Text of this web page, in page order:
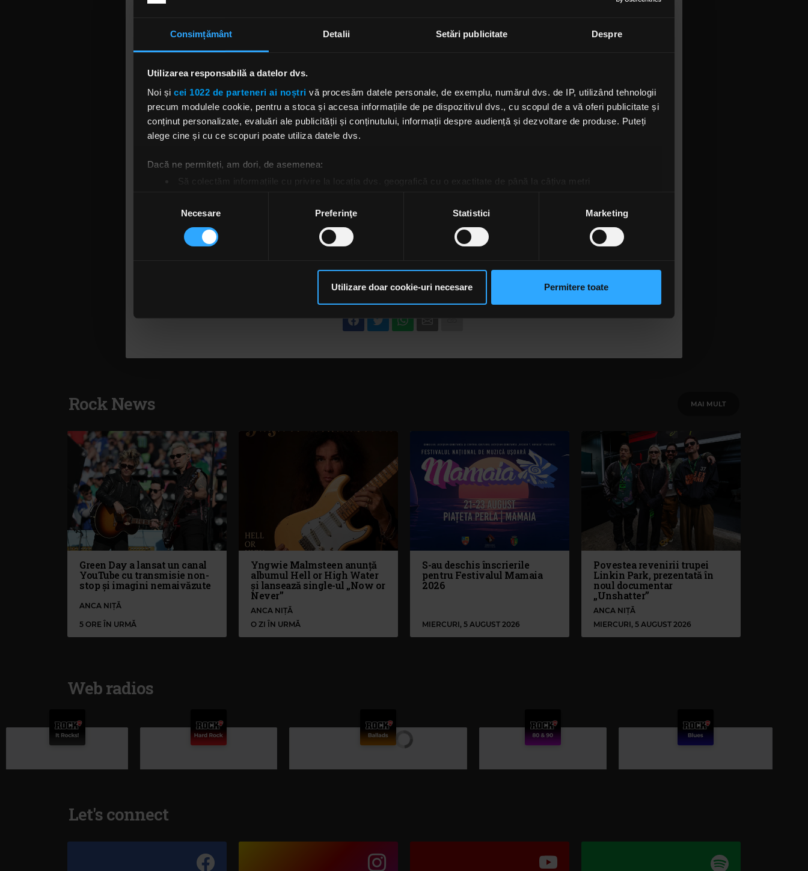
Consimțământ Detalii Setări publicitate Despre
Utilizarea responsabilă a datelor dvs.
Noi și cei 1022 de parteneri ai noștri vă procesăm datele personale, de exemplu, numărul dvs. de IP, utilizând tehnologii
precum modulele cookie, pentru a stoca și accesa informațiile de pe dispozitivul dvs., cu scopul de a vă oferi publicitate și
conținut personalizate, evaluări ale publicității și conținutului, informații despre audiență și dezvoltare de produse. Puteți
alege cine și cu ce scopuri poate utiliza datele dvs.
Dacă ne permiteți, am dori, de asemenea:
Să colectăm informațiile cu privire la locația dvs. geografică cu o exactitate de până la câțiva metri
Găsiți mai multe informații despre procesarea datelor dvs. personale și configurați-vă preferințele la
secțiunea cu detalii
Vă puteți modifica sau retrage oricând acordul din Declarația despre modulele cookie.
traficul. De asemenea, le oferim partenerilor de rețele sociale, de publicitate și de analize informații cu privire la modul în
care folosiți site-ul nostru. Aceștia le pot combina cu alte informații oferite de dvs. sau culese în urma folosirii serviciilor
consimțământului
Necesare Preferinţe Statistici Marketing
Utilizare doar cookie-uri necesare Permitere toate
Albumul va conține 12 piese iar forma în care el va ajunge la public este una
însoțit și de alte surprize. „Dat fiind că nici unul dintre noi nu mai are cd player
în casă, am considerat inutilă lansarea lui pe CD”, spune Paul Manolescu,
solistul trupei. „Am vrut să oferim oamenilor ceva ce ne-ar plăcea și nouă să
primim: un obiect practic, plăcut la atingere, pe care îl poți folosi, de fapt, in
fiecare zi. Dacă puteam, probabil îl lansăm și pe brichete Zippo sau într-o cană
NOU ALBUM DE STUDIO EYDROPS GASIT RATACIT REGASIT PIERDUT EYDROPS
Rock News MAI MULT
Green Day a lansat un canal
YouTube cu transmisie non-
stop și imagini nemaivăzute
ANCA NIȚĂ
5 ORE ÎN URMĂ
Yngwie Malmsteen anunță
albumul Hell or High Water
și lansează single-ul „Now or
Never”
ANCA NIȚĂ
O ZI ÎN URMĂ
S-au deschis înscrierile
pentru Festivalul Mamaia
2026
MIERCURI, 5 AUGUST 2026
Povestea revenirii trupei
Linkin Park, prezentată în
noul documentar
„Unshatter”
ANCA NIȚĂ
MIERCURI, 5 AUGUST 2026
Web radios
Let's connect